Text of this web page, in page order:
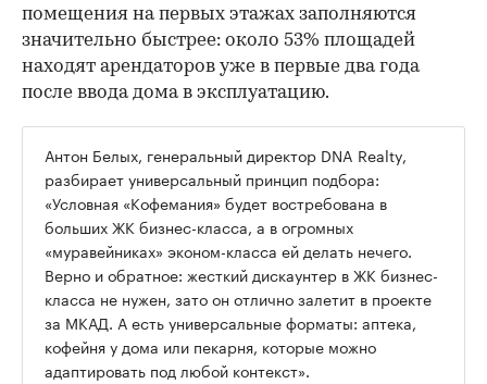
помещения на первых этажах заполняются
значительно быстрее: около 53% площадей
находят арендаторов уже в первые два года
после ввода дома в эксплуатацию.
Антон Белых, генеральный директор DNA Realty,
разбирает универсальный принцип подбора:
«Условная «Кофемания» будет востребована в
больших ЖК бизнес-класса, а в огромных
«муравейниках» эконом-класса ей делать нечего.
Верно и обратное: жесткий дискаунтер в ЖК бизнес-
класса не нужен, зато он отлично залетит в проекте
за МКАД. А есть универсальные форматы: аптека,
кофейня у дома или пекарня, которые можно
адаптировать под любой контекст».